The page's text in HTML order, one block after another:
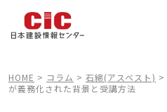
HOME > コラム > 石綿(アスベスト) >
が義務化された背景と受講方法